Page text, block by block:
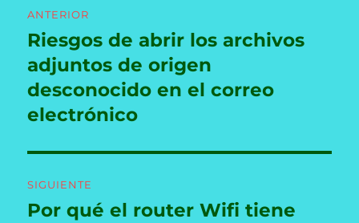
de
entradas
ANTERIOR
Entrada
anterior:
Riesgos de abrir los archivos
adjuntos de origen
desconocido en el correo
electrónico
SIGUIENTE
Entrada
Por qué el router Wifi tiene